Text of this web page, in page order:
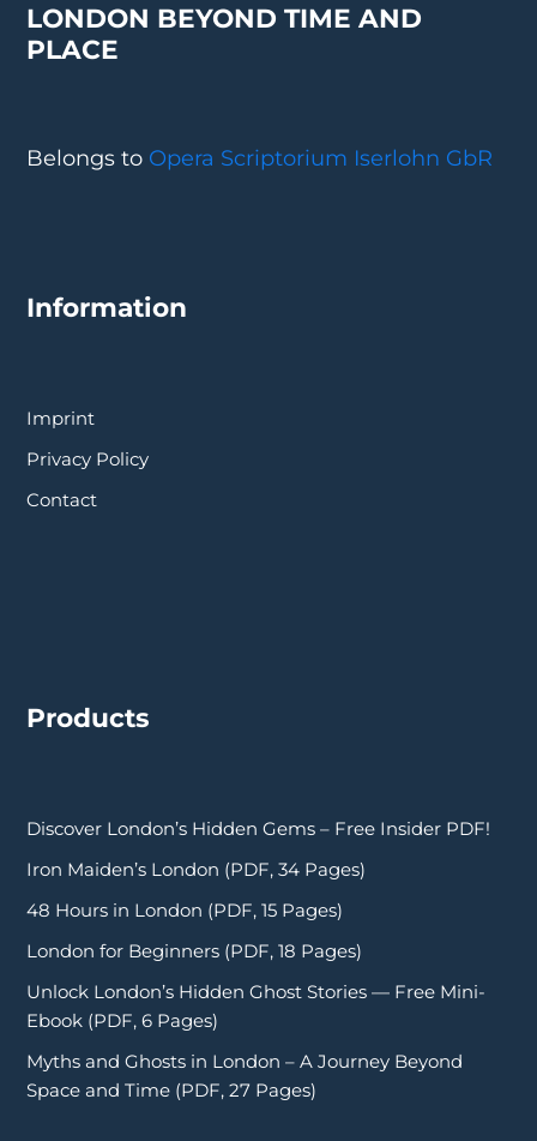
LONDON BEYOND TIME AND
PLACE
Belongs to Opera Scriptorium Iserlohn GbR
Information
Imprint
Privacy Policy
Contact
Products
Discover London’s Hidden Gems – Free Insider PDF!
Iron Maiden’s London (PDF, 34 Pages)
48 Hours in London (PDF, 15 Pages)
London for Beginners (PDF, 18 Pages)
Unlock London’s Hidden Ghost Stories — Free Mini-
Ebook (PDF, 6 Pages)
Myths and Ghosts in London – A Journey Beyond
Space and Time (PDF, 27 Pages)